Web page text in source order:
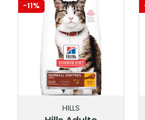
-11%
HILLS